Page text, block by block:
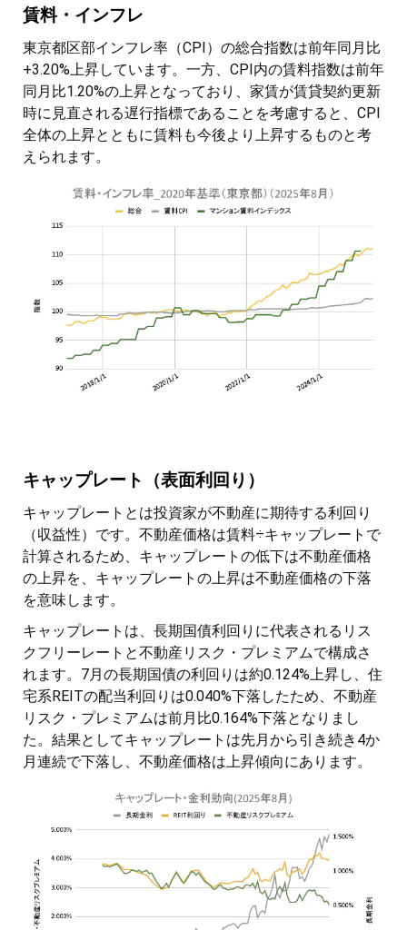
賃料・インフレ
東京都区部インフレ率（CPI）の総合指数は前年同月比
+3.20%上昇しています。一方、CPI内の賃料指数は前年
同月比1.20%の上昇となっており、家賃が賃貸契約更新
時に見直される遅行指標であることを考慮すると、CPI
全体の上昇とともに賃料も今後より上昇するものと考
えられます。
キャップレート（表面利回り）
キャップレートとは投資家が不動産に期待する利回り
（収益性）です。不動産価格は賃料÷キャップレートで
計算されるため、キャップレートの低下は不動産価格
の上昇を、キャップレートの上昇は不動産価格の下落
を意味します。
キャップレートは、長期国債利回りに代表されるリス
クフリーレートと不動産リスク・プレミアムで構成さ
れます。7月の長期国債の利回りは約0.124%上昇し、住
宅系REITの配当利回りは0.040%下落したため、不動産
リスク・プレミアムは前月比0.164%下落となりまし
た。結果としてキャップレートは先月から引き続き4か
月連続で下落し、不動産価格は上昇傾向にあります。